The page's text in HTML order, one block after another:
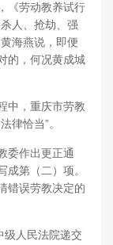
《劳动教养试行
人、抢劫、强
海燕说，即便
的，何况黄成城
中，重庆市劳教
律恰当”。
委作出更正通
第（二）项。
错误劳教决定的
级人民法院递交